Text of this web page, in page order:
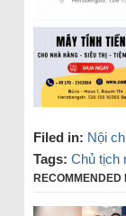
Filed in: Nội
Tags: Chủ tịch
RECOMMENDED